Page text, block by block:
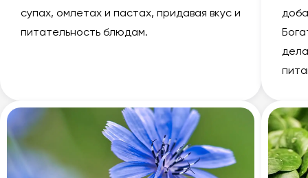
супах, омлетах и пастах, придавая вкус и
питательность блюдам.